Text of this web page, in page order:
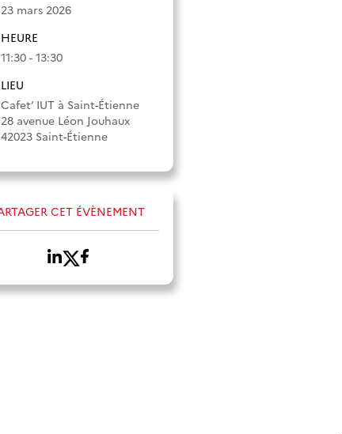
23 mars 2026
HEURE
11:30 - 13:30
LIEU
Cafet’ IUT à Saint-Étienne
28 avenue Léon Jouhaux
42023 Saint-Étienne
CET ÉVÈNEMENT